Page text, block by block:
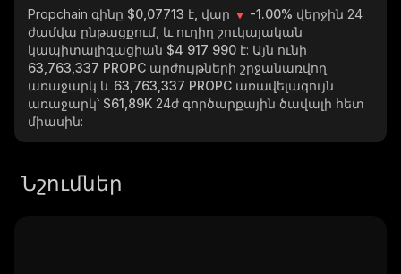
Propchain գինը $0,07713 է, վար -1.00% վերջին 24
ժամվա ընթացքում, և ուղիղ շուկայական
կապիտալիզացիան $4 917 990 է: Այն ունի
63,763,337 PROPC արժույթների շրջանառվող
առաջարկ և 63,763,337 PROPC առավելագույն
առաջարկ՝ $61,89K 24ժ գործարքային ծավալի հետ
միասին:
Նշումներ